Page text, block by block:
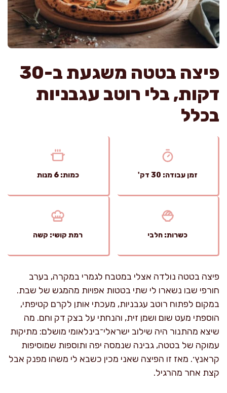
פיצה בטטה משגעת ב-30
דקות, בלי רוטב עגבניות
בכלל
זמן עבודה: 30 דק' כמות: 6 מנות
כשרות: חלבי רמת קושי: קשה
פיצה בטטה נולדה אצלי במטבח לגמרי במקרה, בערב
חורפי שבו נשארו לי שתי בטטות אפויות מהמגש של שבת.
במקום לפתוח רוטב עגבניות, מעכתי אותן לקרם קטיפתי,
הוספתי מעט שום ושמן זית, והנחתי על בצק דק וחם. מה
שיצא מהתנור היה שילוב ישראלי־בינלאומי מושלם: מתיקות
עמוקה של בטטה, גבינה שנמסה יפה ותוספות שמוסיפות
קראנץ׳. מאז זו הפיצה שאני מכין כשבא לי משהו מפנק אבל
קצת אחר מהרגיל.